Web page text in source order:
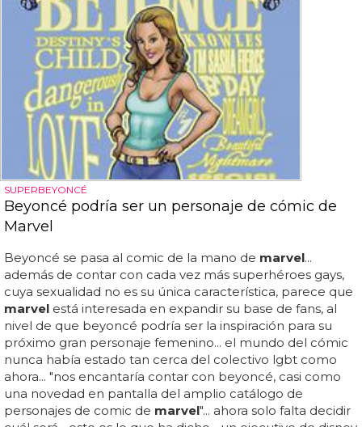
SUPERBEYONCÉ
Beyoncé podría ser un personaje de cómic de
Marvel
Beyoncé se pasa al comic de la mano de marvel...
además de contar con cada vez más superhéroes gays,
cuya sexualidad no es su única característica, parece que
marvel está interesada en expandir su base de fans, al
nivel de que beyoncé podría ser la inspiración para su
próximo gran personaje femenino... el mundo del cómic
nunca había estado tan cerca del colectivo lgbt como
ahora... "nos encantaría contar con beyoncé, casi como
una novedad en pantalla del amplio catálogo de
personajes de comic de marvel"... ahora solo falta decidir